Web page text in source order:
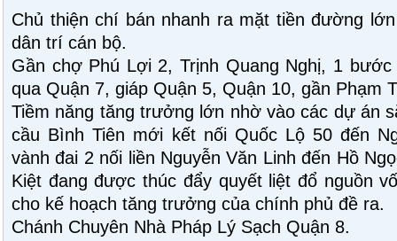
Chủ thiện chí bán nhanh ra mặt tiền đường
dân trí cán bộ.
Gần chợ Phú Lợi 2, Trịnh Quang Nghị, 1 bước
qua Quận 7, giáp Quận 5, Quận 10, gần Phạm
Tiềm năng tăng trưởng lớn nhờ vào các dự án
cầu Bình Tiên mới kết nối Quốc Lộ 50 đến
vành đai 2 nối liền Nguyễn Văn Linh đến Hồ
Kiệt đang được thúc đẩy quyết liệt đổ nguồn
cho kế hoạch tăng trưởng của chính phủ đề ra.
Chánh Chuyên Nhà Pháp Lý Sạch Quận 8.